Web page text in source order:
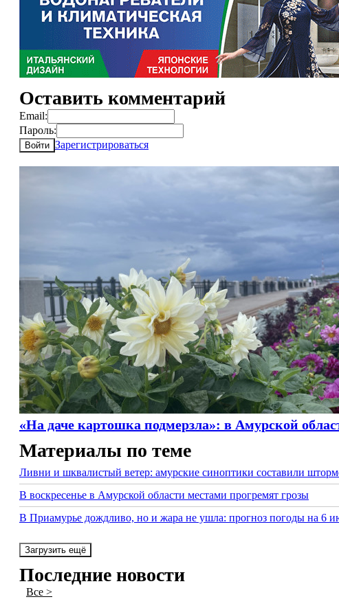
Оставить комментарий
Email:
Пароль:
Войти Зарегистрироваться
«На даче картошка подмерзла»: в Амурской
Материалы по теме
Ливни и шквалистый ветер: амурские синоптики составили
В воскресенье в Амурской области местами прогремят грозы
В Приамурье дождливо, но и жара не ушла: прогноз погоды на 6
Загрузить ещё
Последние новости
Все >